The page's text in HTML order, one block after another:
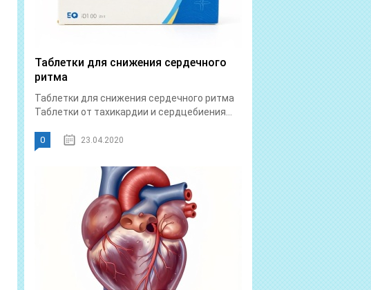
Таблетки для снижения сердечного
ритма
Таблетки для снижения сердечного ритма
Таблетки от тахикардии и сердцебиения...
0 23.04.2020